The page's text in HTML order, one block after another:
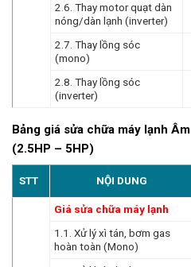
2.6. Thay motor quạt dàn
nóng/dàn lạnh (inverter)
2.7. Thay lồng sóc
(mono)
2.8. Thay lồng sóc
(inverter)
Bảng giá sửa chữa máy lạnh
(2.5HP – 5HP)
STT NỘI DUNG
Giá sửa chữa máy lạnh
1.1. Xử lý xì tán, bơm gas
hoàn toàn (Mono)